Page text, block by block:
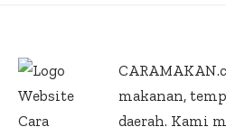
makanan,
daerah. Kami